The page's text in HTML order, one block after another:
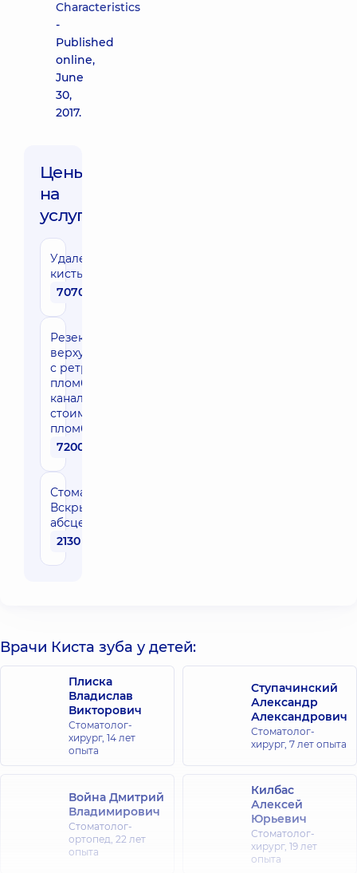
Characteristics
-
Published
online,
June
30,
2017.
Цены
на
услуги:
Удаление
кисты
7070 грн
Резекция
верхушки корня
с ретроградным
пломбированием
каналов (без
стоимости
пломбирования)
7200 грн
Стоматология
Вскрытие
абсцесса
2130 грн
Врачи Киста зуба у детей:
Плиска
Владислав
Викторович
Стоматолог-
хирург, 14 лет
опыта
Ступачинский
Александр
Александрович
Стоматолог-
хирург, 7 лет опыта
Война Дмитрий
Владимирович
Стоматолог-
ортопед, 22 лет
опыта
Килбас
Алексей
Юрьевич
Стоматолог-
хирург, 19 лет
опыта